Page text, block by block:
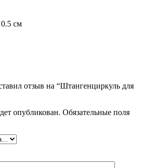
см
отзыв на “Штангенциркуль для
опубликован. Обязательные поля